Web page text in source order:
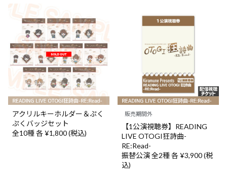
アクリルキーホルダー＆ぷく
ぷくバッジセット
全10種 各 ¥1,800 (税込)
販売期間外
【1公演視聴券】READING
LIVE OTOGI狂詩曲-
RE:Read-
振替公演 全2種 各 ¥3,900 (税
込)